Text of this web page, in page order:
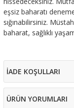
eşsiz baharatı
sığınabilirsiniz.
baharat, sağlıklı
İADE KOŞULLARI
ÜRÜN YORUMLARI